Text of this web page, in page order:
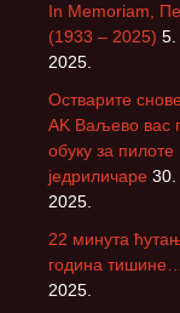
In Memoriam,
(1933 – 2025) 5.
2025.
Остварите
АK Ваљево вас
обуку за пилоте
једриличаре 30.
2025.
22 минута
година тишине…
2025.